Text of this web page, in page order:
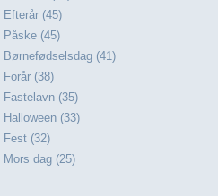
Efterår (45)
Påske (45)
Børnefødselsdag (41)
Forår (38)
Fastelavn (35)
Halloween (33)
Fest (32)
Mors dag (25)